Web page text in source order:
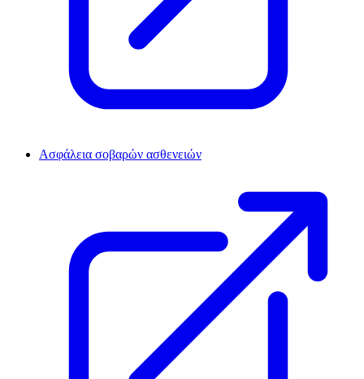
Ασφάλεια σοβαρών ασθενειών